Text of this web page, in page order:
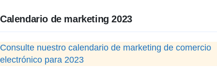
Calendario de marketing 2023
Consulte nuestro calendario de marketing de comercio
electrónico para 2023